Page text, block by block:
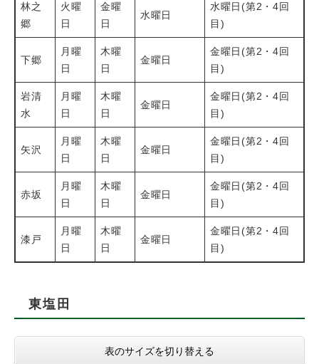
林之
郷
火曜
日
金曜
日
水曜日
水曜日(第2・4回
目)
下郷
月曜
日
木曜
日
金曜日
金曜日(第2・4回
目)
岩清
水
月曜
日
木曜
日
金曜日
金曜日(第2・4回
目)
矢沢
月曜
日
木曜
日
金曜日
金曜日(第2・4回
目)
赤坂
月曜
日
木曜
日
金曜日
金曜日(第2・4回
目)
漆戸
月曜
日
木曜
日
金曜日
金曜日(第2・4回
目)
東塩田
表のサイズを切り替える